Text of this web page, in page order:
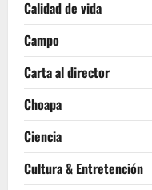
Calidad de vida
Campo
Carta al director
Choapa
Ciencia
Cultura & Entretención